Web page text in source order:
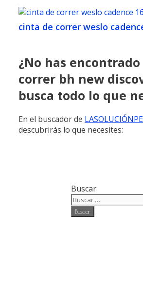
cinta de correr weslo
¿No has
correr bh new
busca todo lo que
En el buscador de
descubrirás lo que necesites:
Buscar: